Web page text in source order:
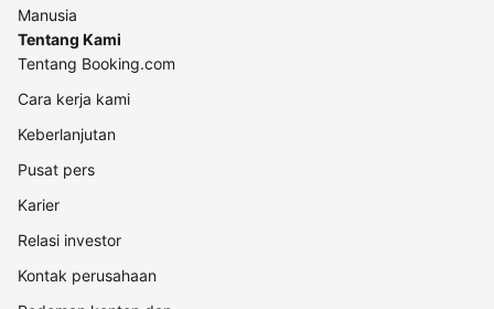
Manusia
Tentang Kami
Tentang Booking.com
Cara kerja kami
Keberlanjutan
Pusat pers
Karier
Relasi investor
Kontak perusahaan